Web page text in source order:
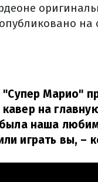
Марио"
на
наша
играть вы, –